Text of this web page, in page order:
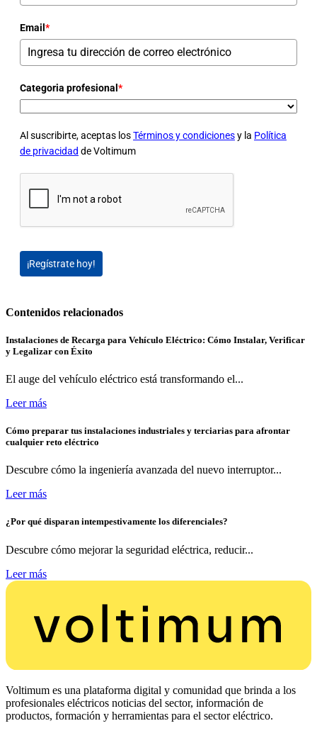
Email *
Categoria profesional *
Al suscribirte, aceptas losTérminos y condicionesy la Política
de privacidad de Voltimum
¡Regístrate hoy!
Contenidos relacionados
Instalaciones de Recarga para Vehículo Eléctrico: Cómo Instalar, Verificar
y Legalizar con Éxito
El auge del vehículo eléctrico está transformando el...
Leer más
Cómo preparar tus instalaciones industriales y terciarias para afrontar
cualquier reto eléctrico
Descubre cómo la ingeniería avanzada del nuevo interruptor...
Leer más
¿Por qué disparan intempestivamente los diferenciales?
Descubre cómo mejorar la seguridad eléctrica, reducir...
Leer más
Voltimum es una plataforma digital y comunidad que brinda a los
profesionales eléctricos noticias del sector, información de
productos, formación y herramientas para el sector eléctrico.